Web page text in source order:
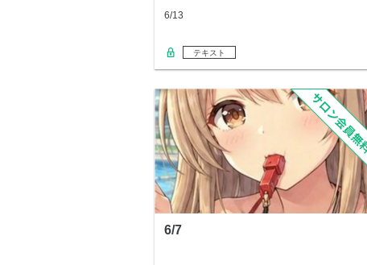
6/13
テキスト
6/7